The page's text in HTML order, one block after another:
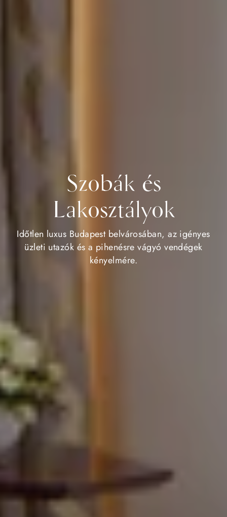
Szobák és
Lakosztályok
Időtlen luxus Budapest belvárosában, az igényes
üzleti utazók és a pihenésre vágyó vendégek
kényelmére.